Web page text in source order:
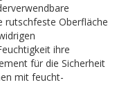
rutschfeste Oberfläche
ihre
für die Sicherheit
mit feucht-